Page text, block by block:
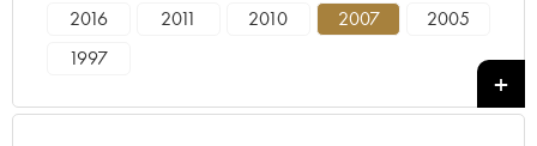
2016 2011 2010 2007
2005
1997